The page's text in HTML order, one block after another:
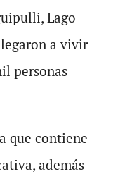
Lago
a vivir
personas
que contiene
además